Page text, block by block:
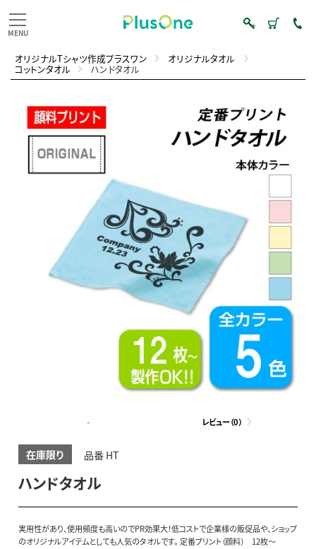
オリジナルTシャツ作成プラスワン オリジナルタオル
コットンタオル ハンドタオル
- レビュー（0）
在庫限り 品番 HT
ハンドタオル
実用性があり、使用頻度も高いのでPR効果大！低コストで企業様の販促品や、ショップ
のオリジナルアイテムとしても人気のタオルです。 定番プリント（顔料） 12枚～